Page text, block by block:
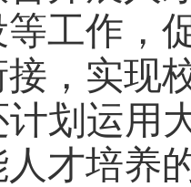
工作，
，实现
计划运用
才培养